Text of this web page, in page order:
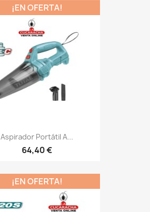
Aspirador Portátil A...
64,40 €
¡EN OFERTA!
¡EN OFERTA!